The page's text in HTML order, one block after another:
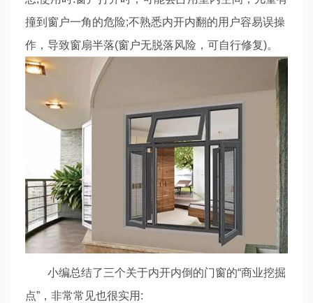
撞到窗户一角的危险;不熟悉内开内翻的用户容易误操
作，导致窗扇半落(窗户无脱落风险，可自行修复)。
小编总结了三个关于内开内倒的门窗的“商业挖掘
点”，非常常见也很实用: